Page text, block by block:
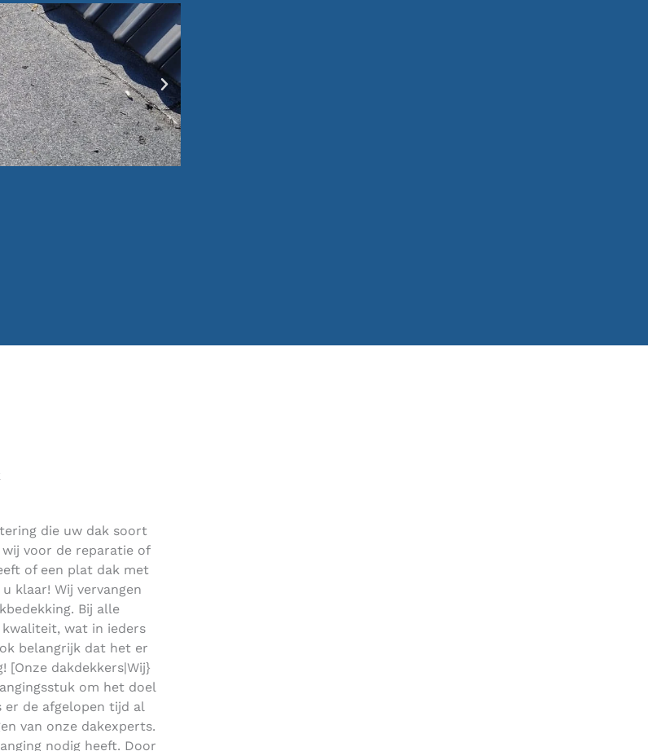
die uw dak soort
wij voor de reparatie of
of een plat dak met
klaar! Wij vervangen
Bij alle
wat in ieders
belangrijk dat het er
dakdekkers|Wij}
om het doel
de afgelopen tijd al
van onze dakexperts.
nodig heeft. Door